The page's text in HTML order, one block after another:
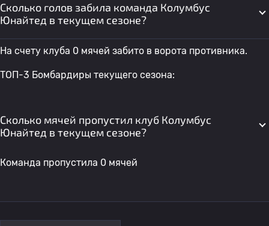
Сколько голов забила команда Колумбус
Юнайтед в текущем сезоне?
На счету клуба 0 мячей забито в ворота противника.
ТОП-3 Бомбардиры текущего сезона:
Сколько мячей пропустил клуб Колумбус
Юнайтед в текущем сезоне?
Команда пропустила 0 мячей